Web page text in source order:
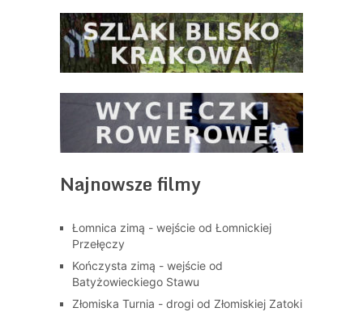
Najnowsze filmy
Łomnica zimą - wejście od Łomnickiej
Przełęczy
Kończysta zimą - wejście od
Batyżowieckiego Stawu
Złomiska Turnia - drogi od Złomiskiej Zatoki